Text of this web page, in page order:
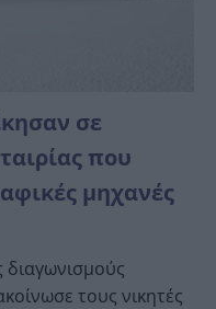
σε
που
μηχανές
τους νικητές